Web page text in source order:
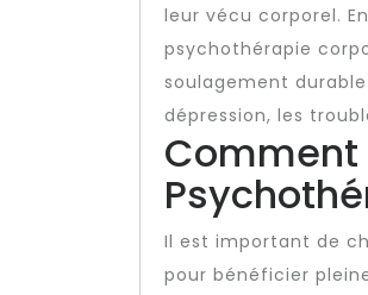
leur vécu corporel.
psychothérapie
soulagement
dépression, les
Comment
Il est important de
pour bénéficier